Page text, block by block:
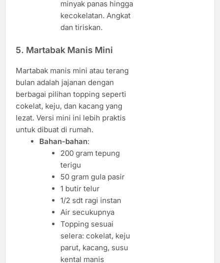
minyak panas hingga
kecokelatan. Angkat
dan tiriskan.
5. Martabak Manis Mini
Martabak manis mini atau terang
bulan adalah jajanan dengan
berbagai pilihan topping seperti
cokelat, keju, dan kacang yang
lezat. Versi mini ini lebih praktis
untuk dibuat di rumah.
Bahan-bahan:
200 gram tepung
terigu
50 gram gula pasir
1 butir telur
1/2 sdt ragi instan
Air secukupnya
Topping sesuai
selera: cokelat, keju
parut, kacang, susu
kental manis